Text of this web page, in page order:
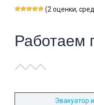
(2 оценки,
Работаем
Эвакуатор